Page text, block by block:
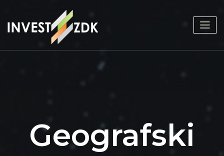
Geografski